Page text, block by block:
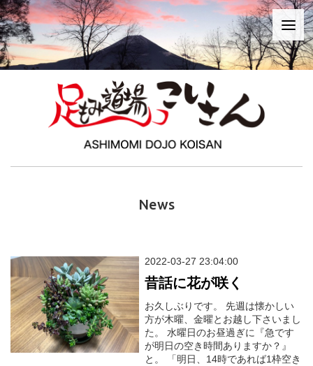
News
2022-03-27 23:04:00
昔話に花が咲く
お久しぶりです。 先週は懐かしい
方が木曜、金曜とお越し下さいまし
た。 水曜日のお昼過ぎに『急です
が明日の空き時間ありますか？』
と。 「明日、14時であれば1枠空き